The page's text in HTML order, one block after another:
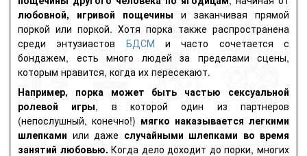
любовной, игривой пощечины и заканчивая прямой
поркой или поркой. Хотя порка также распространена
среди энтузиастов БДСМ и часто сочетается с
бондажем, есть много людей за пределами сцены,
которым нравится, когда их пересекают.
Например, порка может быть частью сексуальной
ролевой игры, в которой один из партнеров
(непослушный, конечно!) мягко наказывается легкими
шлепками или даже случайными шлепками во время
занятий любовью.Когда дело доходит до порки, многих